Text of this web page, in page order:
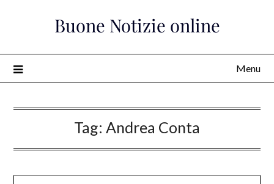
Buone Notizie online
Menu
Tag: Andrea Conta